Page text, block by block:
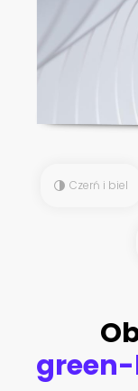
Czerń i biel